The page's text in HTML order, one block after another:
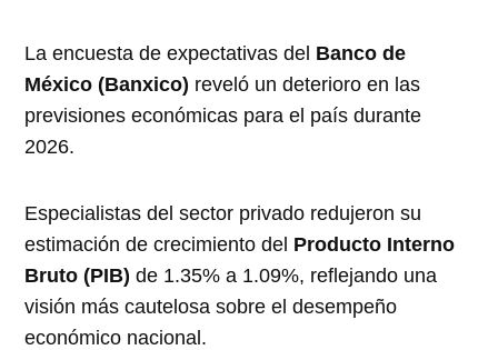
La encuesta de expectativas del Banco de
México (Banxico) reveló un deterioro en las
previsiones económicas para el país durante
2026.
Especialistas del sector privado redujeron su
estimación de crecimiento del Producto Interno
Bruto (PIB) de 1.35% a 1.09%, reflejando una
visión más cautelosa sobre el desempeño
económico nacional.